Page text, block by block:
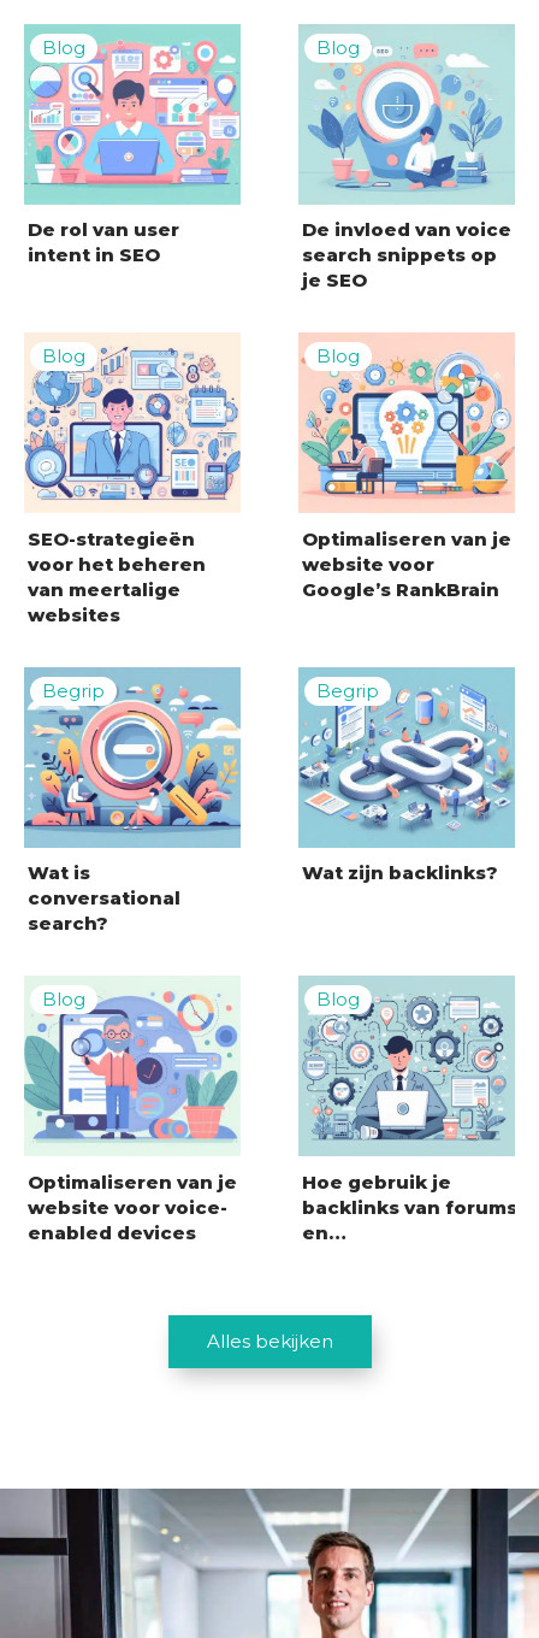
De rol van user
intent in SEO
De invloed van voice
search snippets op
je SEO
SEO-strategieën
voor het beheren
van meertalige
websites
Optimaliseren van je
website voor
Google’s RankBrain
Wat is
conversational
search?
Wat zijn backlinks?
Optimaliseren van je
website voor voice-
enabled devices
Hoe gebruik je
backlinks van forums
en…
Alles bekijken